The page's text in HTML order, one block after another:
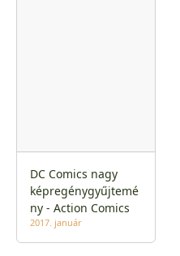
DC Comics nagy
képregénygyűjtemé
ny - Action Comics
2017. január